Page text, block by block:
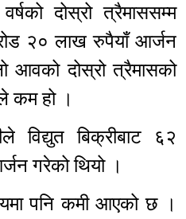
दोस्रो त्रैमाससम्म
२० लाख रुपैयाँ आर्जन
दोस्रो त्रैमासको
कम हो ।
विद्युत बिक्रीबाट ६२
गरेको थियो ।
पनि कमी आएको छ ।